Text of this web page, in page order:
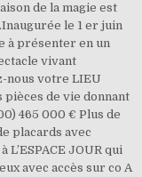
de la magie est
le 1 er juin
à présenter en un
vivant
nous votre LIEU
pièces de vie donnant
465 000 € Plus de
placards avec
JOUR qui
avec accès sur co A